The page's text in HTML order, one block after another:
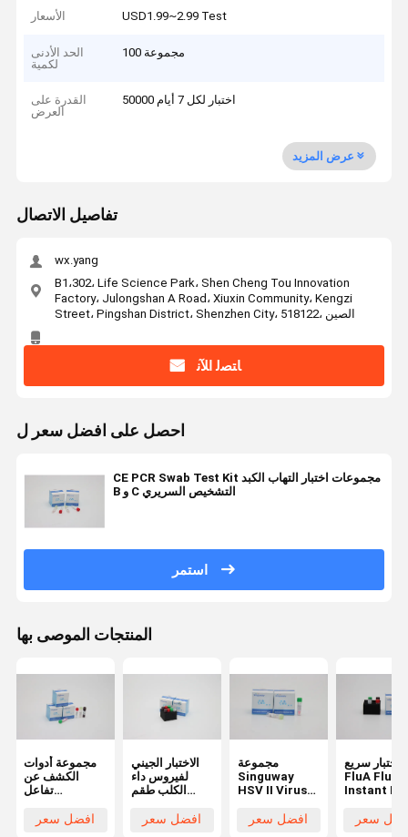
الأسعار USD1.99~2.99 Test
الحد الأدنى
لكمية
100 مجموعة
القدرة على
العرض
50000 اختبار لكل 7 أيام
عرض المزيد
تفاصيل الاتصال
wx.yang
B1،302، Life Science Park، Shen Cheng Tou Innovation
Factory، Julongshan A Road، Xiuxin Community، Kengzi
Street، Pingshan District، Shenzhen City، 518122، الصين
ﺎﺘﺼﻟ ﺍﻶﻧ
احصل على افضل سعر ل
CE PCR Swab Test Kit مجموعات اختبار التهاب الكبد
B و C التشخيص السريري
استمر
المنتجات الموصى بها
مجموعة أدوات
الكشف عن
تفاعل
المتسلسل عالية
الحساسية
افضل سعر
الاختبار الجيني
لفيروس داء
الكلب طقم
PCR مع
ISO9001
افضل سعر
مجموعة
Singuway
HSV II Virus
Detection Kit
الفلورية الكمية
افضل سعر
اختبار سريع
FluA FluB
Instant RT
أطقم اختبار
النووية
سعر